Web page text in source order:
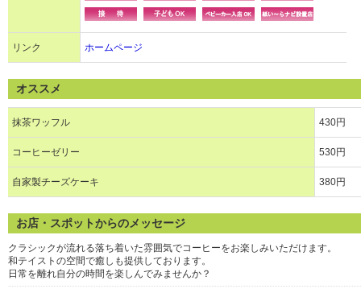
リンク ホームページ
オススメ
抹茶ワッフル 430円
コーヒーゼリー 530円
自家製チーズケーキ 380円
お店・スポットからのメッセージ
クラシックが流れる落ち着いた雰囲気でコーヒーをお楽しみいただけます。
和テイストの空間で癒しも提供しております。
日常を離れ自分の時間を楽しんでみませんか？